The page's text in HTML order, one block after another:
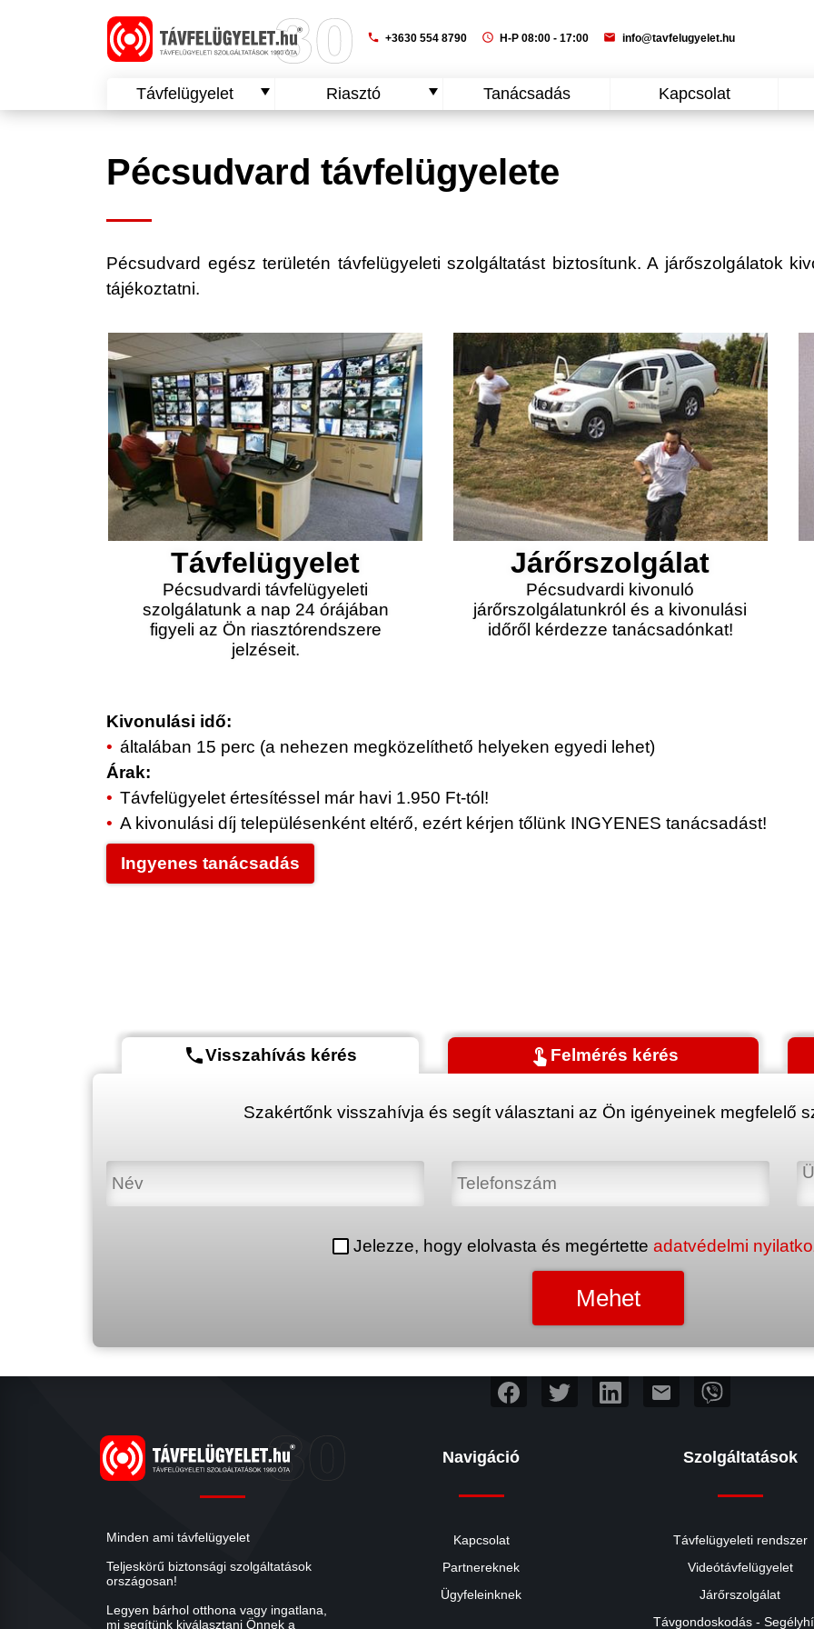
phone +3630 554 8790 schedule H-P 08:00 - 17:00 mail info@tavfelugyelet.hu
Távfelügyelet Riasztó Tanácsadás Kapcsolat
Pécsudvard távfelügyelete
Pécsudvard egész területén távfelügyeleti szolgáltatást biztosítunk. A járőszolgálatok
tájékoztatni.
Távfelügyelet
Pécsudvardi távfelügyeleti
szolgálatunk a nap 24 órájában
figyeli az Ön riasztórendszere
jelzéseit.
Járőrszolgálat
Pécsudvardi kivonuló
járőrszolgálatunkról és a kivonulási
időről kérdezze tanácsadónkat!
Kivonulási idő:
általában 15 perc (a nehezen megközelíthető helyeken egyedi lehet)
Árak:
Távfelügyelet értesítéssel már havi 1.950 Ft-tól!
A kivonulási díj településenként eltérő, ezért kérjen tőlünk INGYENES tanácsadást!
Ingyenes tanácsadás
phoneVisszahívás kérés touch_app Felmérés kérés
Szakértőnk visszahívja és segít választani az Ön igényeinek megfelelő
Jelezze, hogy elolvasta és megértette adatvédelmi
mail
Minden ami távfelügyelet
Teljeskörű biztonsági szolgáltatások
országosan!
Legyen bárhol otthona vagy ingatlana,
mi segítünk kiválasztani Önnek a
Navigáció
Kapcsolat
Partnereknek
Ügyfeleinknek
Szolgáltatások
Távfelügyeleti rendszer
Videótávfelügyelet
Járőrszolgálat
Távgondoskodás -